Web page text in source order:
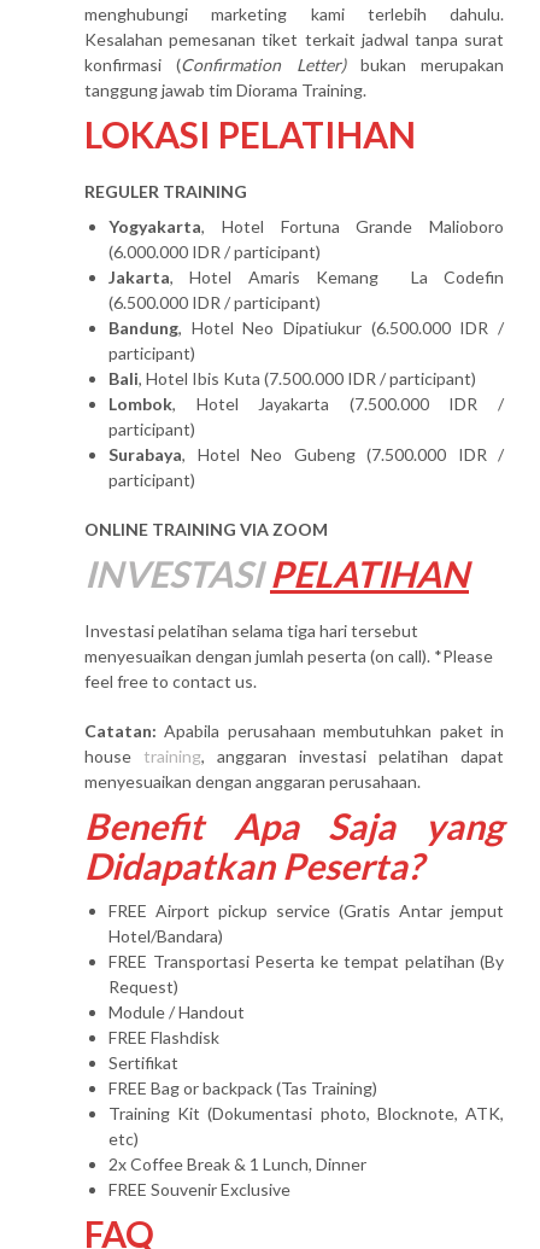
menghubungi marketing kami terlebih dahulu.
Kesalahan pemesanan tiket terkait jadwal tanpa surat
konfirmasi (Confirmation Letter)bukan merupakan
tanggung jawab tim Diorama Training.
LOKASI PELATIHAN
REGULER TRAINING
Yogyakarta, Hotel Fortuna Grande Malioboro
(6.000.000 IDR / participant)
Jakarta, Hotel Amaris Kemang La Codefin
(6.500.000 IDR / participant)
Bandung, Hotel Neo Dipatiukur (6.500.000 IDR /
participant)
Bali, Hotel Ibis Kuta (7.500.000 IDR / participant)
Lombok, Hotel Jayakarta (7.500.000 IDR /
participant)
Surabaya, Hotel Neo Gubeng (7.500.000 IDR /
participant)
ONLINE TRAINING VIA ZOOM
INVESTASI PELATIHAN
Investasi pelatihan selama tiga hari tersebut
menyesuaikan dengan jumlah peserta (on call). *Please
feel free to contact us.
Catatan: Apabila perusahaan membutuhkan paket in
house training, anggaran investasi pelatihan dapat
menyesuaikan dengan anggaran perusahaan.
Benefit Apa Saja yang
Didapatkan Peserta?
FREE Airport pickup service (Gratis Antar jemput
Hotel/Bandara)
FREE Transportasi Peserta ke tempat pelatihan (By
Request)
Module / Handout
FREE Flashdisk
Sertifikat
FREE Bag or backpack (Tas Training)
Training Kit (Dokumentasi photo, Blocknote, ATK,
etc)
2x Coffee Break & 1 Lunch, Dinner
FREE Souvenir Exclusive
FAQ